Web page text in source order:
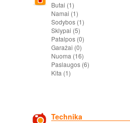
Butai (1)
Namai (1)
Sodybos (1)
Sklypai (5)
Patalpos (0)
Garažai (0)
Nuoma (16)
Paslaugos (6)
Kita (1)
Technika